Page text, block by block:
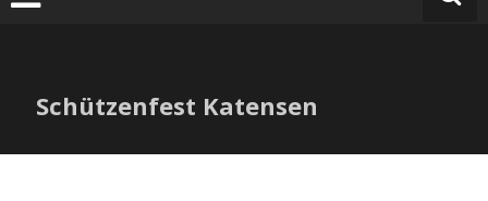
Schützenfest Katensen